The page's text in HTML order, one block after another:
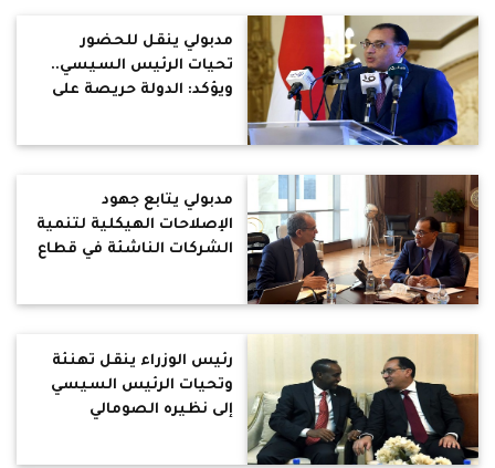
مدبولي ينقل للحضور
تحيات الرئيس السيسي..
ويؤكد: الدولة حريصة على
مدبولي يتابع جهود
الإصلاحات الهيكلية لتنمية
الشركات الناشئة في قطاع
رئيس الوزراء ينقل تهنئة
وتحيات الرئيس السيسي
إلى نظيره الصومالي